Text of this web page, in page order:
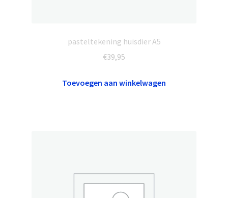
pasteltekening huisdier A5
€39,95
Toevoegen aan winkelwagen